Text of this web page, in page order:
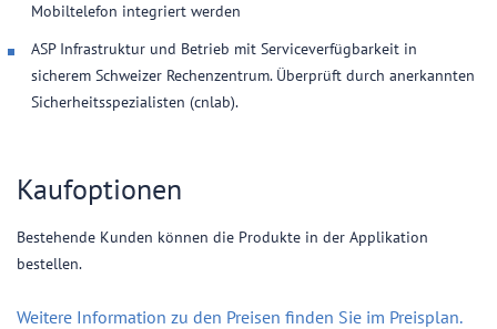
Mobiltelefon integriert werden
ASP Infrastruktur und Betrieb mit Serviceverfügbarkeit in
sicherem Schweizer Rechenzentrum. Überprüft durch anerkannten
Sicherheitsspezialisten (cnlab).
Kaufoptionen
Bestehende Kunden können die Produkte in der Applikation
bestellen.
Weitere Information zu den Preisen finden Sie im Preisplan.